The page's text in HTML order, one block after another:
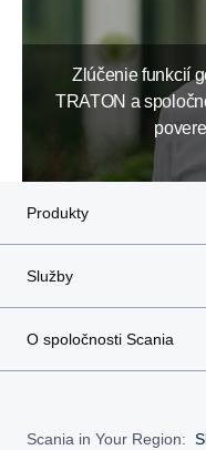
Zlúčenie funkcií
TRATON a
Produkty
Služby
O spoločnosti Scania
Scania in Your Region: